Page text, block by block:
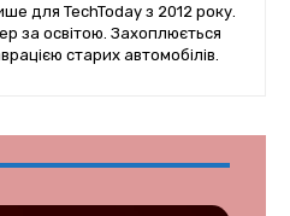
для TechToday з 2012 року.
за освітою. Захоплюється
старих автомобілів.